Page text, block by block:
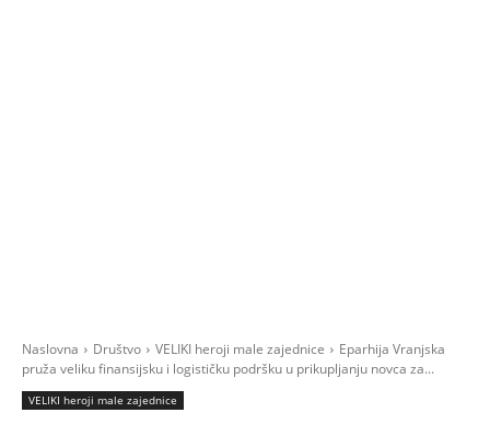
Naslovna Društvo VELIKI heroji male zajednice
Eparhija Vranjska
pruža veliku finansijsku i logističku podršku u prikupljanju novca za...
VELIKI heroji male zajednice